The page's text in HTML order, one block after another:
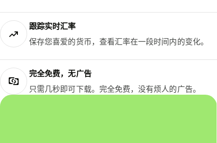
跟踪实时汇率
保存您喜爱的货币，查看汇率在一段时间内的变化。
完全免费，无广告
只需几秒即可下载。完全免费，没有烦人的广告。